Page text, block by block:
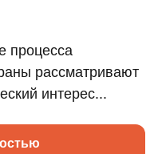
процесса
рассматривают
интерес...